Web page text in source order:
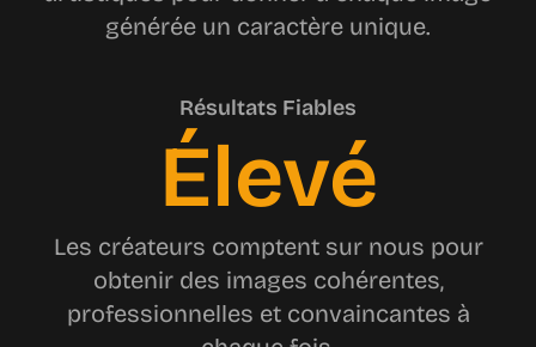
générée un caractère unique.
Résultats Fiables
Élevé
Les créateurs comptent sur nous pour
obtenir des images cohérentes,
professionnelles et convaincantes à